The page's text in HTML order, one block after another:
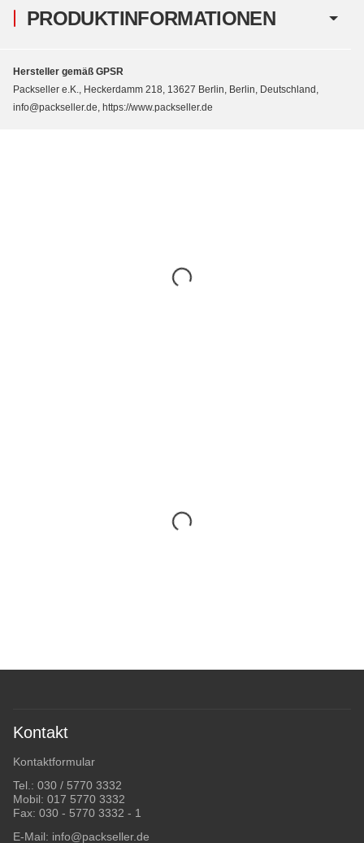
PRODUKTINFORMATIONEN
Hersteller gemäß GPSR
Packseller e.K., Heckerdamm 218, 13627 Berlin, Berlin, Deutschland,
info@packseller.de, https://www.packseller.de
Kontakt
Kontaktformular
Tel.: 030 / 5770 3332
Mobil: 017 5770 3332
Fax: 030 - 5770 3332 - 1
E-Mail: info@packseller.de